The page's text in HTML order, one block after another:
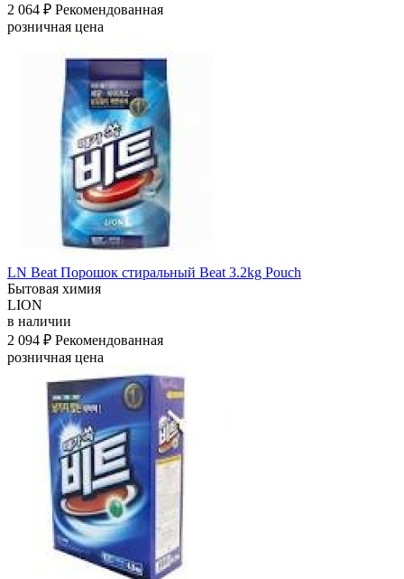
2 064 ₽ Рекомендованная
розничная цена
LN Beat Порошок стиральный Beat 3.2kg Pouch
Бытовая химия
LION
в наличии
2 094 ₽ Рекомендованная
розничная цена